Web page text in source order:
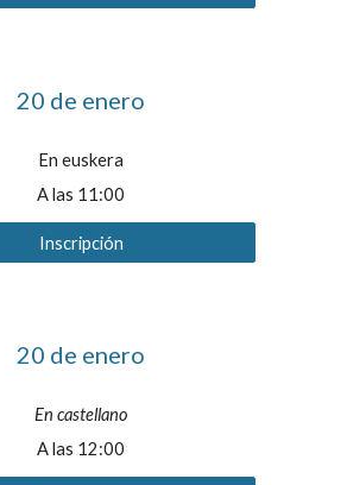
20 de enero
En euskera
A las 11:00
Inscripción
20 de enero
En castellano
A las 12:00